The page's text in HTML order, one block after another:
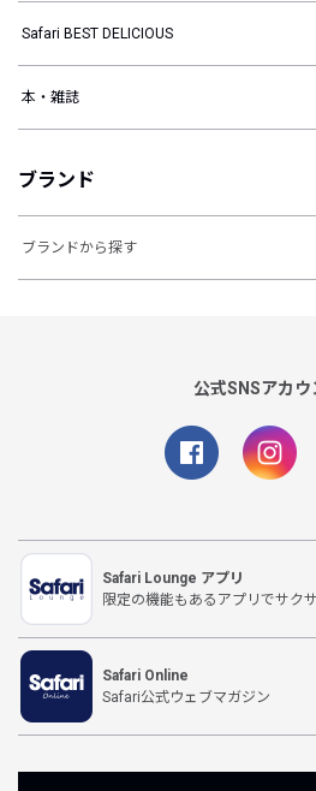
Safari BEST DELICIOUS
本・雑誌
ブランド
ブランドから探す
公式SNSアカウ
Safari Lounge アプリ
限定の機能もあるアプリでサク
Safari Online
Safari公式ウェブマガジン